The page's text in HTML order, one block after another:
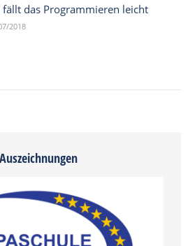
fällt das Programmieren leicht
2018
Auszeichnungen